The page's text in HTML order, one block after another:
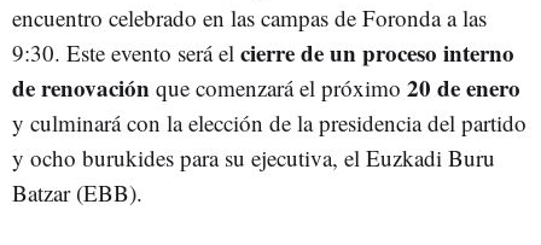
encuentro celebrado en las campas de Foronda a las
9:30. Este evento será el cierre de un proceso interno
de renovación que comenzará el próximo 20 de enero
y culminará con la elección de la presidencia del partido
y ocho burukides para su ejecutiva, el Euzkadi Buru
Batzar (EBB).